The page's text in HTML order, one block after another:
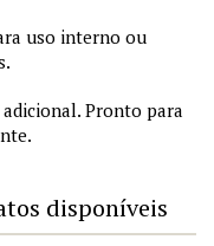
uso interno ou
Pronto para
disponíveis